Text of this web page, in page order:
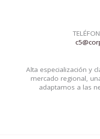
Alta especialización y
mercado regional,
adaptamos a las